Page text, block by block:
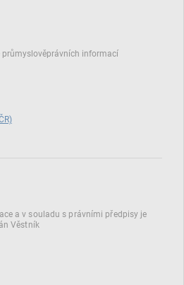
informací
a v souladu s právními předpisy je
Věstník